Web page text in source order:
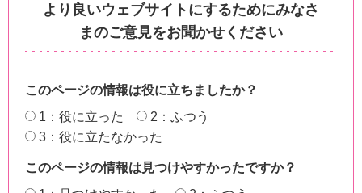
より良いウェブサイトにするためにみなさ
まのご意見をお聞かせください
このページの情報は役に立ちましたか？
1：役に立った
2：ふつう
3：役に立たなかった
このページの情報は見つけやすかったですか？